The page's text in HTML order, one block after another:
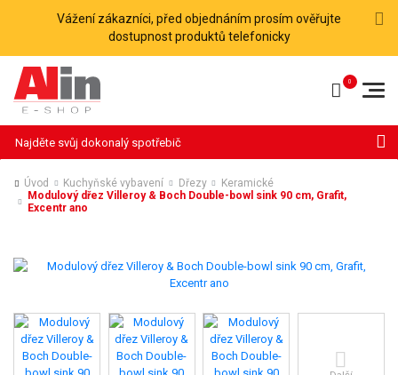
Vážení zákazníci, před objednáním prosím ověřujte
dostupnost produktů telefonicky
Úvod Kuchyňské vybavení Dřezy
Keramické
Modulový dřez Villeroy & Boch Double-bowl sink 90 cm, Grafit,
Excentr ano